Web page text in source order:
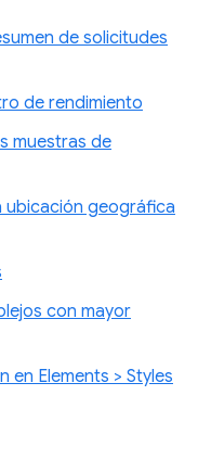
de solicitudes
de rendimiento
muestras de
ubicación geográfica
con mayor
Elements > Styles